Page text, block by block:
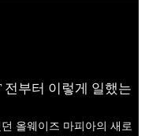
전부터 이렇게 일했는
올웨이즈 마피아의 새로